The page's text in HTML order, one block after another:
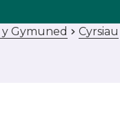
Gymuned Cyrsiau